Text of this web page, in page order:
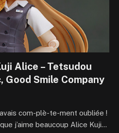
Alice – Tetsudou
Good Smile Company
com-plè-te-ment oubliée !
j’aime beaucoup Alice Kuji…